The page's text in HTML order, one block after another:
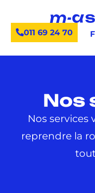
011 69 24 70
Nos
Nos
reprendre la